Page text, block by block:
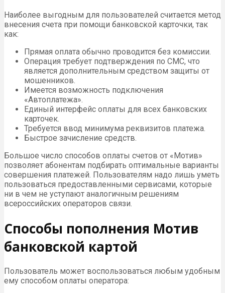
Наиболее выгодным для пользователей считается метод
внесения счета при помощи банковской карточки, так
как:
Прямая оплата обычно проводится без комиссии.
Операция требует подтверждения по СМС, что
является дополнительным средством защиты от
мошенников.
Имеется возможность подключения
«Автоплатежа».
Единый интерфейс оплаты для всех банковских
карточек.
Требуется ввод минимума реквизитов платежа.
Быстрое зачисление средств.
Большое число способов оплаты счетов от «Мотив»
позволяет абонентам подбирать оптимальные варианты
совершения платежей. Пользователям надо лишь уметь
пользоваться предоставленными сервисами, которые
ни в чем не уступают аналогичным решениям
всероссийских операторов связи.
Способы пополнения Мотив
банковской картой
Пользователь может воспользоваться любым удобным
ему способом оплаты оператора: